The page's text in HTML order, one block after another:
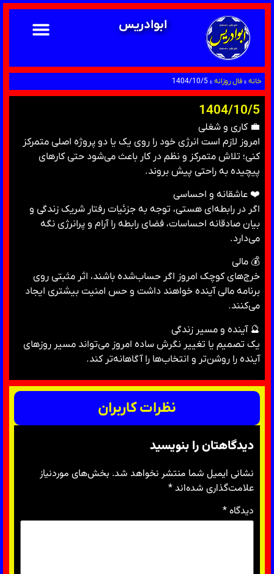
ابوادریس
خانه»فال روزانه»
1404/10/5
1404/10/5
💼 کاری و شغلی
امروز لازم است انرژی خود را روی یک یا دو پروژه اصلی متمرکز
کنی؛ تلاش متمرکز و نظم در کار باعث می‌شود حتی کارهای
پیچیده به راحتی پیش بروند.
❤️ عاشقانه و احساسی
اگر در رابطه‌ای هستی، توجه به جزئیات رفتار شریک زندگی و
بیان صادقانه احساسات، فضای رابطه را آرام و پرانرژی نگه
می‌دارد.
💰 مالی
خرج‌های کوچک امروز اگر حساب‌شده باشند، اثر مثبتی روی
برنامه مالی آینده خواهند داشت و حس امنیت بیشتری ایجاد
می‌کنند.
🔮 آینده و مسیر زندگی
یک تصمیم یا تغییر نگرش ساده امروز می‌تواند مسیر روزهای
آینده را روشن‌تر و انتخاب‌ها را آگاهانه‌تر کند.
نظرات کاربران
دیدگاهتان را بنویسید
نشانی ایمیل شما منتشر نخواهد شد. بخش‌های موردنیاز
علامت‌گذاری شده‌اند*
دیدگاه*